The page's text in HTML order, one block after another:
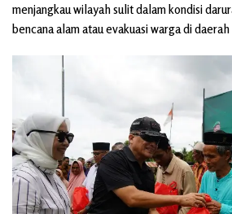
menjangkau wilayah sulit dalam kondisi
bencana alam atau evakuasi warga di